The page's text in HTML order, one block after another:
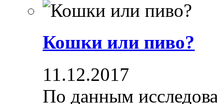
Кошки или пиво?
11.12.2017
По данным